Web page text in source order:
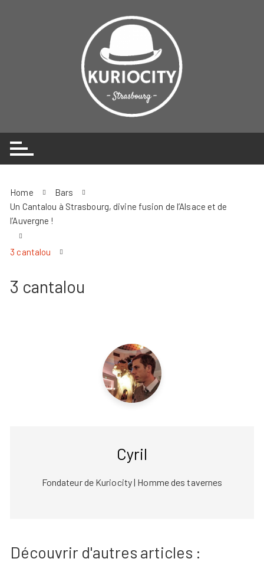
Home
Bars
Un Cantalou à Strasbourg, divine fusion de l’Alsace et de
l’Auvergne !
3 cantalou
3 cantalou
Cyril
Fondateur de Kuriocity | Homme des tavernes
Découvrir d'autres articles :